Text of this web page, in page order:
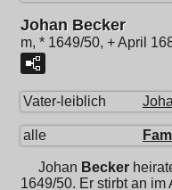
Johan Becker
m, * 1649/50, + April
Vater-leiblich
alle
Johan Becker
1649/50. Er stirbt an im